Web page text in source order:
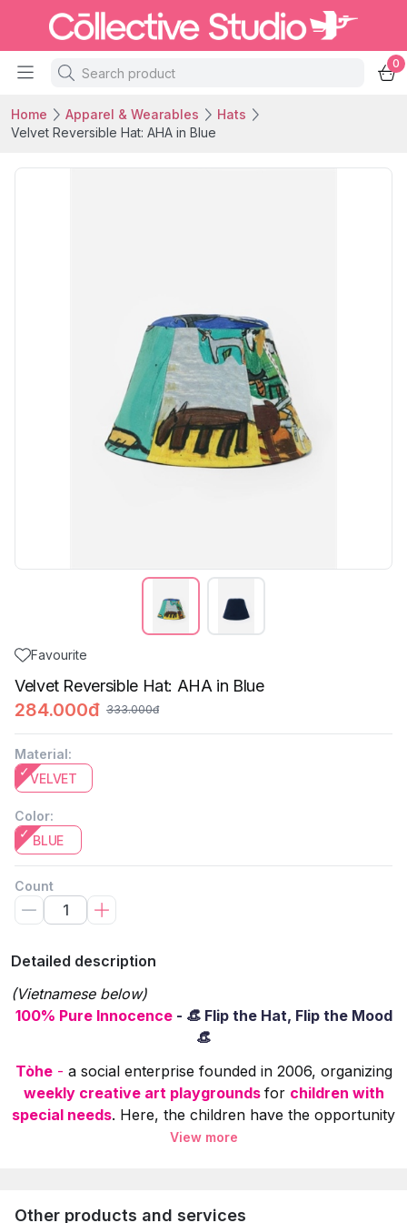
0
Home Apparel & Wearables
Hats
Velvet Reversible Hat: AHA in Blue
Favourite
Velvet Reversible Hat: AHA in Blue
284.000đ 333.000đ
Material:
VELVET
Color:
BLUE
Count
Detailed description
(Vietnamese below)
100% Pure Innocence - 👒 Flip the Hat, Flip the Mood
👒
Tòhe- a social enterprise founded in 2006, organizing
weekly creative art playgrounds for children with
special needs. Here, the children have the opportunity
to learn, experience, and create art on various
5% of product sales revenue
View more
Other products and services